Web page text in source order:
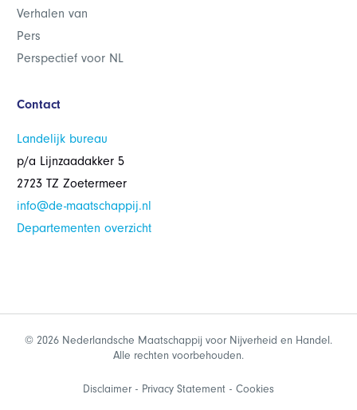
Verhalen van
Pers
Perspectief voor NL
Contact
Landelijk bureau
p/a Lijnzaadakker 5
2723 TZ Zoetermeer
info@de-maatschappij.nl
Departementen overzicht
© 2026 Nederlandsche Maatschappij voor Nijverheid en Handel.
Alle rechten voorbehouden.
Disclaimer Privacy Statement Cookies